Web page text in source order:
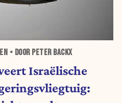
• DOOR PETER BACKX
Israëlische